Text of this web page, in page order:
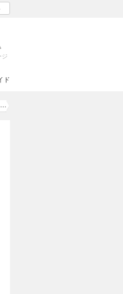
ジ
ド